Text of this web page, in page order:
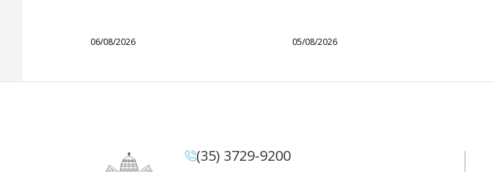
06/08/2026 05/08/2026
(35) 3729-9200